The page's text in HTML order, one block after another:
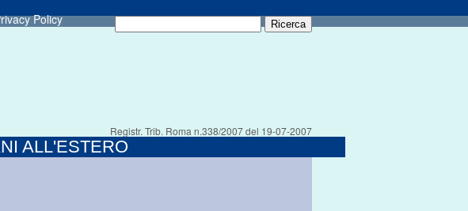
Policy
Registr. Trib. Roma n.338/2007 del 19-07-2007
ALL'ESTERO